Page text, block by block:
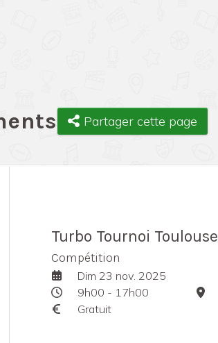
Partager cette page
Turbo Tournoi Toulouse
Compétition
Dim 23 nov. 2025
9h00 - 17h00
Gratuit